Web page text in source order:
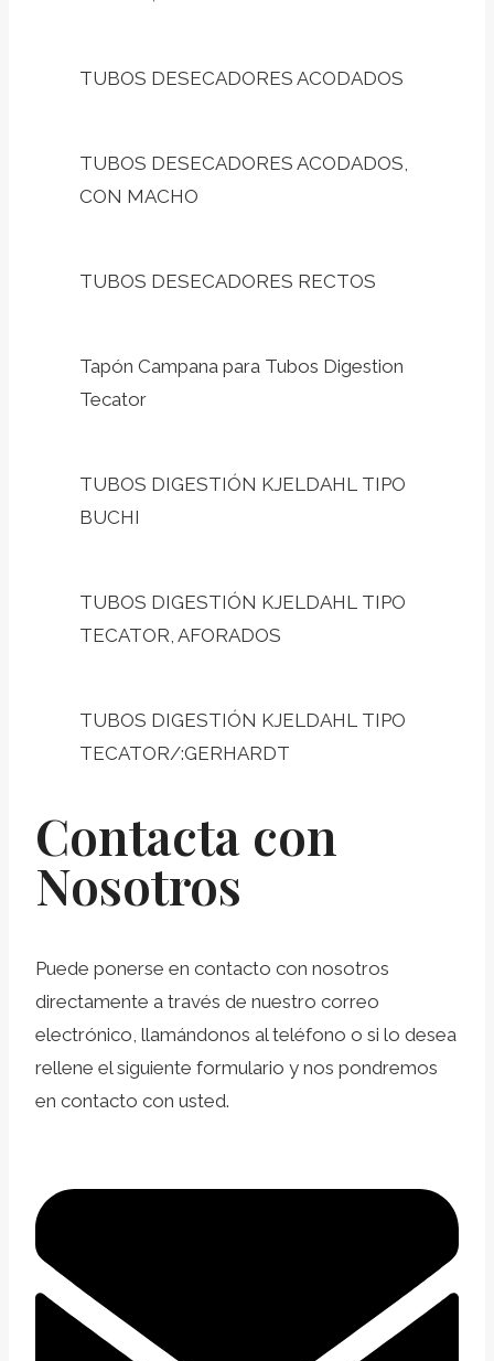
TUBOS DESECADORES ACODADOS
TUBOS DESECADORES ACODADOS,
CON MACHO
TUBOS DESECADORES RECTOS
Tapón Campana para Tubos Digestion
Tecator
TUBOS DIGESTIÓN KJELDAHL TIPO
BUCHI
TUBOS DIGESTIÓN KJELDAHL TIPO
TECATOR, AFORADOS
TUBOS DIGESTIÓN KJELDAHL TIPO
TECATOR/:GERHARDT
Contacta con
Nosotros
Puede ponerse en contacto con nosotros
directamente a través de nuestro correo
electrónico, llamándonos al teléfono o si lo desea
rellene el siguiente formulario y nos pondremos
en contacto con usted.